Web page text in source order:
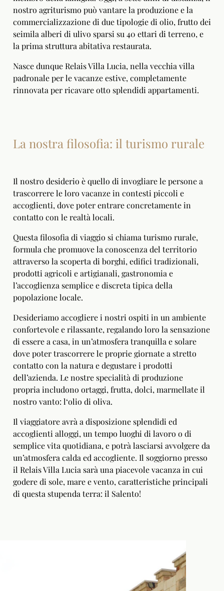
nostro agriturismo può vantare la produzione e la
commercializzazione di due tipologie di olio, frutto dei
seimila alberi di ulivo sparsi su 40 ettari di terreno, e
la prima struttura abitativa restaurata.
Nasce dunque Relais Villa Lucia, nella vecchia villa
padronale per le vacanze estive, completamente
rinnovata per ricavare otto splendidi appartamenti.
La nostra filosofia: il turismo rurale
Il nostro desiderio è quello di invogliare le persone a
trascorrere le loro vacanze in contesti piccoli e
accoglienti, dove poter entrare concretamente in
contatto con le realtà locali.
Questa filosofia di viaggio si chiama turismo rurale,
formula che promuove la conoscenza del territorio
attraverso la scoperta di borghi, edifici tradizionali,
prodotti agricoli e artigianali, gastronomia e
l’accoglienza semplice e discreta tipica della
popolazione locale.
Desideriamo accogliere i nostri ospiti in un ambiente
confortevole e rilassante, regalando loro la sensazione
di essere a casa, in un’atmosfera tranquilla e solare
dove poter trascorrere le proprie giornate a stretto
contatto con la natura e degustare i prodotti
dell’azienda. Le nostre specialità di produzione
propria includono ortaggi, frutta, dolci, marmellate il
nostro vanto: l‘olio di oliva.
Il viaggiatore avrà a disposizione splendidi ed
accoglienti alloggi, un tempo luoghi di lavoro o di
semplice vita quotidiana, e potrà lasciarsi avvolgere da
un’atmosfera calda ed accogliente. Il soggiorno presso
il Relais Villa Lucia sarà una piacevole vacanza in cui
godere di sole, mare e vento, caratteristiche principali
di questa stupenda terra: il Salento!